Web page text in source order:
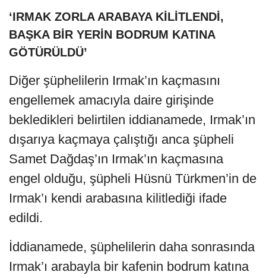
‘IRMAK ZORLA ARABAYA KİLİTLENDİ,
BAŞKA BİR YERİN BODRUM KATINA
GÖTÜRÜLDÜ’
Diğer şüphelilerin Irmak’ın kaçmasını
engellemek amacıyla daire girişinde
bekledikleri belirtilen iddianamede, Irmak’ın
dışarıya kaçmaya çalıştığı anca şüpheli
Samet Dağdaş’ın Irmak’ın kaçmasına
engel olduğu, şüpheli Hüsnü Türkmen’in de
Irmak’ı kendi arabasına kilitlediği ifade
edildi.
İddianamede, şüphelilerin daha sonrasında
Irmak’ı arabayla bir kafenin bodrum katına